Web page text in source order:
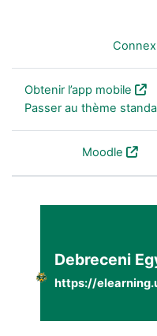
Obtenir l’app mobile
Passer au thème
Moodle
Debreceni
https://